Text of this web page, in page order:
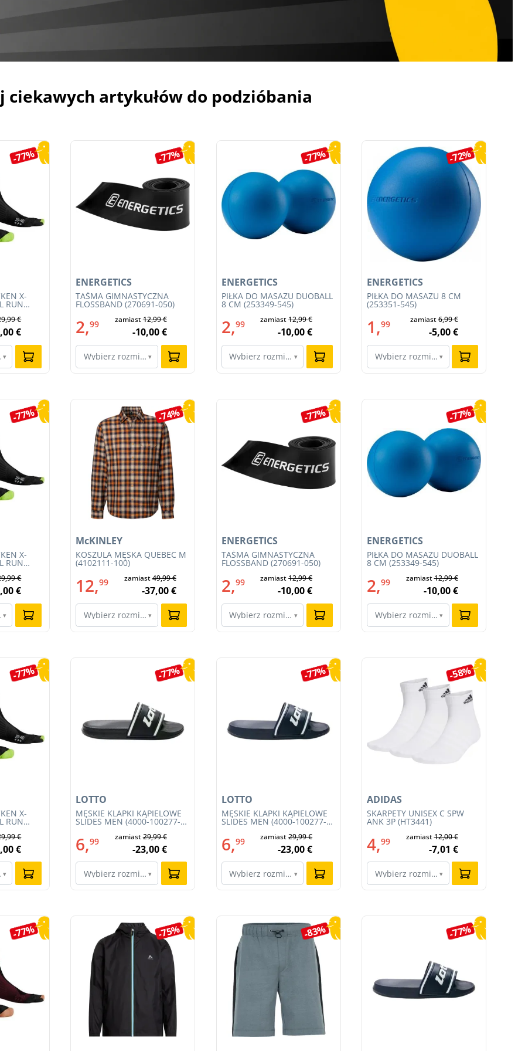
ciekawych artykułów do podzióbania
-77%
X-
RUN
€
€
▾
-77%
TAŚMA GIMNASTYCZNA
FLOSSBAND (270691-050)
ENERGETICS
2,99 zamiast12,99 €
-10,00 €
Wybierz rozmiar…
▾
-77%
PIŁKA DO MASAŻU DUOBALL
8 CM (253349-545)
ENERGETICS
2,99 zamiast12,99 €
-10,00 €
Wybierz rozmiar…
▾
-72%
PIŁKA DO MASAŻU 8 CM
(253351-545)
ENERGETICS
1,99 zamiast6,99 €
-5,00 €
Wybierz rozmiar…
▾
-77%
X-
RUN
€
€
▾
-74%
KOSZULA MĘSKA QUEBEC M
(4102111-100)
McKINLEY
12,99 zamiast49,99 €
-37,00 €
Wybierz rozmiar…
▾
-77%
TAŚMA GIMNASTYCZNA
FLOSSBAND (270691-050)
ENERGETICS
2,99 zamiast12,99 €
-10,00 €
Wybierz rozmiar…
▾
-77%
PIŁKA DO MASAŻU DUOBALL
8 CM (253349-545)
ENERGETICS
2,99 zamiast12,99 €
-10,00 €
Wybierz rozmiar…
▾
-77%
X-
RUN
€
€
▾
-77%
MĘSKIE KLAPKI KĄPIELOWE
SLIDES MEN (4000-100277-
LOTTO
6,99 zamiast29,99 €
-23,00 €
Wybierz rozmiar…
▾
-77%
MĘSKIE KLAPKI KĄPIELOWE
SLIDES MEN (4000-100277-
LOTTO
6,99 zamiast29,99 €
-23,00 €
Wybierz rozmiar…
▾
-58%
SKARPETY UNISEX C SPW
ANK 3P (HT3441)
ADIDAS
4,99 zamiast12,00 €
-7,01 €
Wybierz rozmiar…
▾
-77% -75% -83% -77%